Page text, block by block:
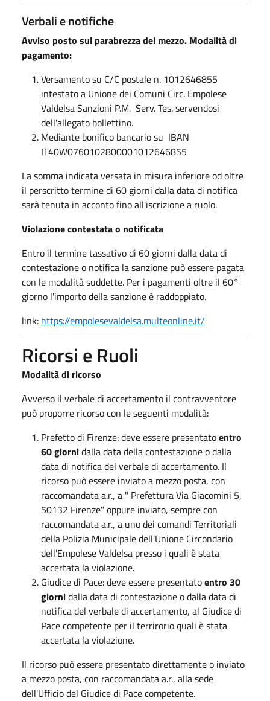
Verbali e notifiche
Avviso posto sul parabrezza del mezzo. Modalità di
pagamento:
Versamento su C/C postale n. 1012646855
intestato a Unione dei Comuni Circ. Empolese
Valdelsa Sanzioni P.M. Serv. Tes. servendosi
dell'allegato bollettino.
Mediante bonifico bancario su IBAN
IT40W0760102800001012646855
La somma indicata versata in misura inferiore od oltre
il perscritto termine di 60 giorni dalla data di notifica
sarà tenuta in acconto fino all'iscrizione a ruolo.
Violazione contestata o notificata
Entro il termine tassativo di 60 giorni dalla data di
contestazione o notifica la sanzione può essere pagata
con le modalità suddette. Per i pagamenti oltre il 60°
giorno l'importo della sanzione è raddoppiato.
link: https://empolesevaldelsa.multeonline.it/
Ricorsi e Ruoli
Modalità di ricorso
Avverso il verbale di accertamento il contravventore
può proporre ricorso con le seguenti modalità:
Prefetto di Firenze: deve essere presentatoentro
60 giornidalla data della contestazione o dalla
data di notifica del verbale di accertamento. Il
ricorso può essere inviato a mezzo posta, con
raccomandata a.r., a " Prefettura Via Giacomini 5,
50132 Firenze" oppure inviato, sempre con
raccomandata a.r., a uno dei comandi Territoriali
della Polizia Municipale dell'Unione Circondario
dell'Empolese Valdelsa presso i quali è stata
accertata la violazione.
Giudice di Pace: deve essere presentatoentro 30
giornidalla data di contestazione o dalla data di
notifica del verbale di accertamento, al Giudice di
Pace competente per il terrirorio quali è stata
accertata la violazione.
Il ricorso può essere presentato direttamente o inviato
a mezzo posta, con raccomandata a.r., alla sede
dell'Ufficio del Giudice di Pace competente.